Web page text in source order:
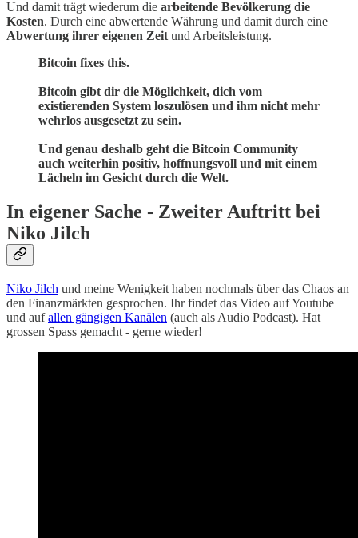
Und damit trägt wiederum die arbeitende Bevölkerung die
Kosten. Durch eine abwertende Währung und damit durch eine
Abwertung ihrer eigenen Zeit und Arbeitsleistung.
Bitcoin fixes this.
Bitcoin gibt dir die Möglichkeit, dich vom
existierenden System loszulösen und ihm nicht mehr
wehrlos ausgesetzt zu sein.
Und genau deshalb geht die Bitcoin Community
auch weiterhin positiv, hoffnungsvoll und mit einem
Lächeln im Gesicht durch die Welt.
In eigener Sache - Zweiter Auftritt bei
Niko Jilch
Niko Jilch und meine Wenigkeit haben nochmals über das Chaos an
den Finanzmärkten gesprochen. Ihr findet das Video auf Youtube
und aufallen gängigen Kanälen (auch als Audio Podcast). Hat
grossen Spass gemacht - gerne wieder!